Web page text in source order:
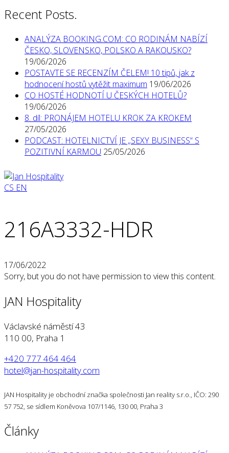
Recent Posts.
ANALÝZA BOOKING.COM: CO RODINÁM NABÍZÍ
ČESKO, SLOVENSKO, POLSKO A RAKOUSKO?
19/06/2026
POSTAVTE SE RECENZÍM ČELEM! 10 tipů, jak z
hodnocení hostů vytěžit maximum 19/06/2026
CO HOSTÉ HODNOTÍ U ČESKÝCH HOTELŮ?
19/06/2026
8. díl: PRONÁJEM HOTELU KROK ZA KROKEM
27/05/2026
PODCAST: HOTELNICTVÍ JE „SEXY BUSINESS“ S
POZITIVNÍ KARMOU 25/05/2026
CS EN
216A3332-HDR
17/06/2022
Sorry, but you do not have permission to view this content.
JAN Hospitality
Václavské náměstí 43
110 00, Praha 1
+420 777 464 464
hotel@jan-hospitality.com
JAN Hospitality je obchodní značka společnosti Jan reality s.r.o., IČO: 290
57 752, se sídlem Koněvova 107/1146, 130 00, Praha 3
Články